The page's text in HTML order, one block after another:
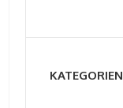
KATEGORIEN